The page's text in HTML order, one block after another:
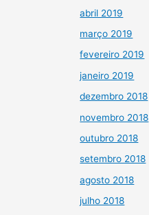
abril 2019
março 2019
fevereiro 2019
janeiro 2019
dezembro 2018
novembro 2018
outubro 2018
setembro 2018
agosto 2018
julho 2018